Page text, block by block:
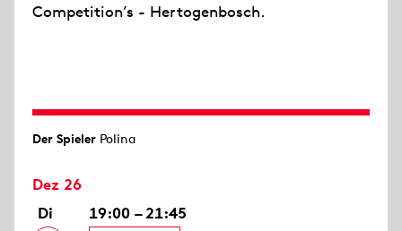
Competition’s - Hertogenbosch.
Der Spieler Polina
Dez 26
Di
19:00 – 21:45